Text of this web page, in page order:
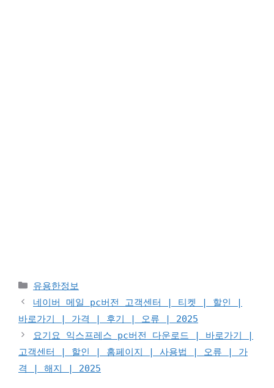
카
테
고
리
유용한정보
네이버 메일 pc버전 고객센터 | 티켓 | 할인 |
바로가기 | 가격 | 후기 | 오류 | 2025
요기요 익스프레스 pc버전 다운로드 | 바로가기 |
고객센터 | 할인 | 홈페이지 | 사용법 | 오류 | 가
격 | 해지 | 2025